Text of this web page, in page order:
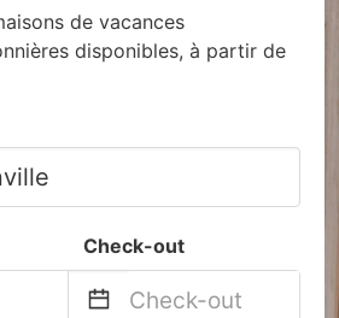
de vacances
disponibles, à partir de
Check-out